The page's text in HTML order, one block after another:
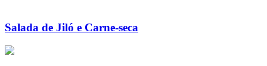
Salada de Jiló e Carne-seca